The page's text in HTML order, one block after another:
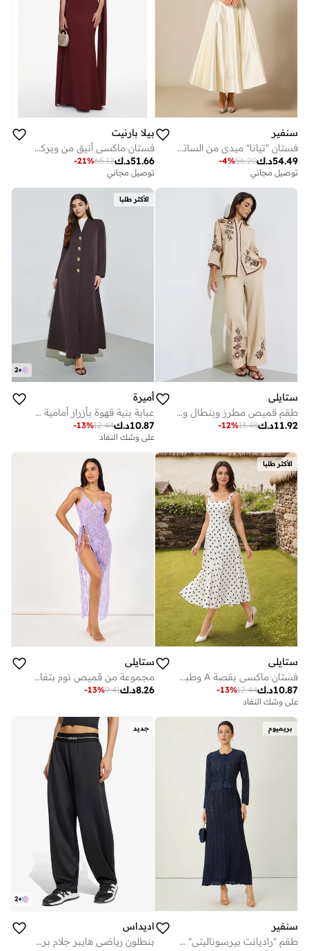
سنفير
فستان "تيانا" ميدي من الساتان بياقة على شكل V وأكمام كاب
د.ك54.49
56.20
-4%
توصيل مجاني
بيلا بارنيت
فستان ماكسي أنيق من ويركو، بياقة مربعة وأكمام واسعة.
د.ك51.66
65.12
-21%
توصيل مجاني
ستايلي
طقم قميص مطرز وبنطال واسع الساق
د.ك11.92
13.48
-12%
الأكثر طلبا
+
2
أميرة
عباية بنية قهوة بأزرار أمامية وأكمام طويلة
د.ك10.87
12.44
-13%
على وشك النفاد
الأكثر طلبا
ستايلي
فستان ماكسي بقصة A وطبعة نقاط - أوف وايت
د.ك10.87
12.44
-13%
على وشك النفاد
ستايلي
مجموعة من قميص نوم بتفاصيل دانتيل مع ثونغ
د.ك8.26
9.41
-13%
بريميوم
سنفير
طقم "راديانت بيرسوناليتي" باللون الأزرق من كارديغان محبوك بنقشة المعين وتنورة
جديد
+
2
اديداس
بنطلون رياضي هايبر جلام برميل